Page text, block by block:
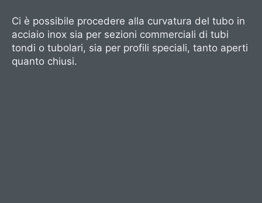
Ci è possibile procedere alla curvatura del tubo in
acciaio inox sia per sezioni commerciali di tubi
tondi o tubolari, sia per profili speciali, tanto aperti
quanto chiusi.